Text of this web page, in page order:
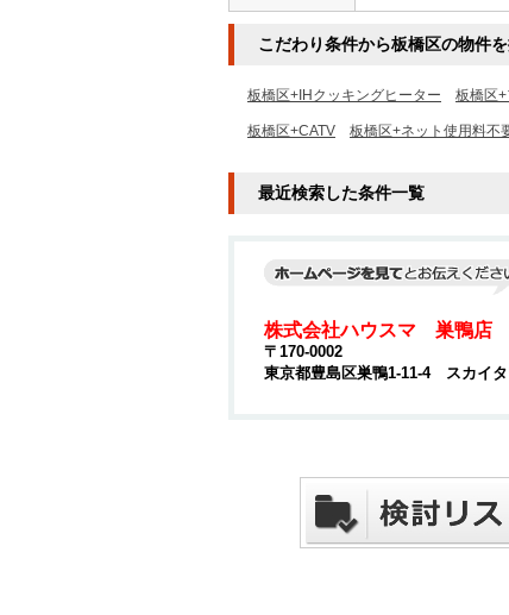
こだわり条件から板橋区の物件
板橋区+IHクッキングヒーター 板橋区
板橋区+CATV 板橋区+ネット使用料不
最近検索した条件一覧
株式会社ハウスマ 巣鴨店
〒170-0002
東京都豊島区巣鴨1-11-4 スカイ